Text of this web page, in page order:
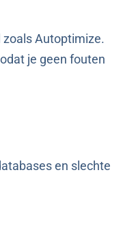
zoals Autoptimize.
je geen fouten
en slechte